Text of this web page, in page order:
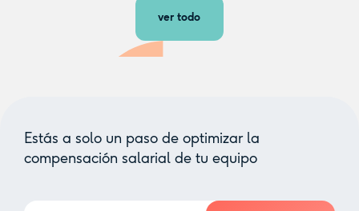
ver todo
Estás a solo un paso de optimizar la
compensación salarial de tu equipo